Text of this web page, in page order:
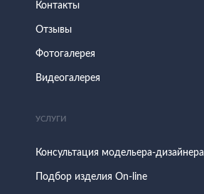
Контакты
Отзывы
Фотогалерея
Видеогалерея
УСЛУГИ
Консультация модельера-дизайнера
Подбор изделия On-line